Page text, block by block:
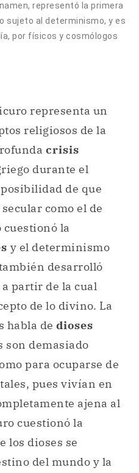
representó la primera
sujeto al determinismo, y es
por físicos y cosmólogos
representa un
religiosos de la
crisis
durante el
de que
como el de
cuestionó la
y el determinismo
desarrolló
a partir de la cual
de lo divino. La
habla de dioses
son demasiado
para ocuparse de
pues vivían en
ajena al
cuestionó la
los dioses se
del mundo y la